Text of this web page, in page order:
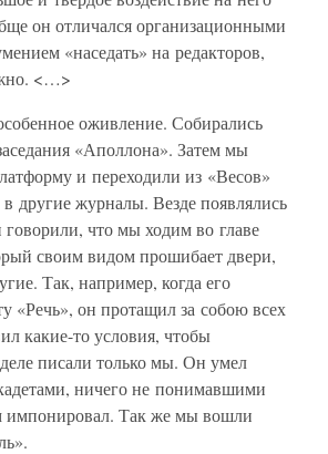
он отличался организационными
«наседать» на редакторов,
<…>
оживление. Собирались
«Аполлона». Затем мы
и переходили из «Весов»
другие журналы. Везде появлялись
что мы ходим во главе
своим видом прошибает двери,
Так, например, когда его
«Речь», он протащил за собою всех
какие-то условия, чтобы
писали только мы. Он умел
ничего не понимавшими
импонировал. Так же мы вошли